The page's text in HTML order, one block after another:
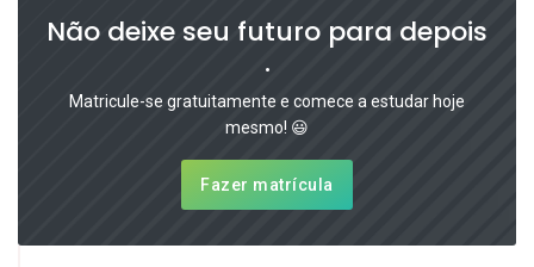
Não deixe seu futuro para depois
.
Matricule-se gratuitamente e comece a estudar hoje
mesmo! 😃
Fazer matrícula